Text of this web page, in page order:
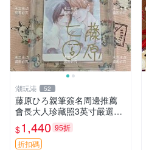
潮玩港 52
藤原ひろ親筆簽名周邊推薦
會長大人珍藏照3英寸嚴選女
仆紀念品 面簽收藏 會長大人
簽名照 女仆照 面簽收藏
$1,440 95折
折扣碼